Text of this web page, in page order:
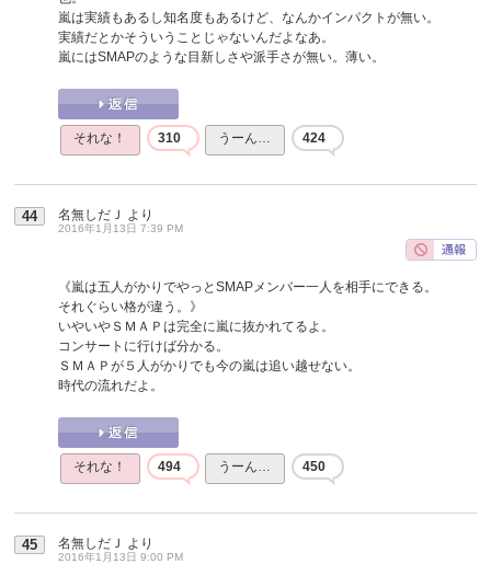
嵐は実績もあるし知名度もあるけど、なんかインパクトが無い。
実績だとかそういうことじゃないんだよなあ。
嵐にはSMAPのような目新しさや派手さが無い。薄い。
それな！ 310 うーん… 424
44 名無しだＪ より
2016年1月13日 7:39 PM
《嵐は五人がかりでやっとSMAPメンバー一人を相手にできる。
それぐらい格が違う。》
いやいやＳＭＡＰは完全に嵐に抜かれてるよ。
コンサートに行けば分かる。
ＳＭＡＰが５人がかりでも今の嵐は追い越せない。
時代の流れだよ。
それな！ 494 うーん… 450
45 名無しだＪ より
2016年1月13日 9:00 PM